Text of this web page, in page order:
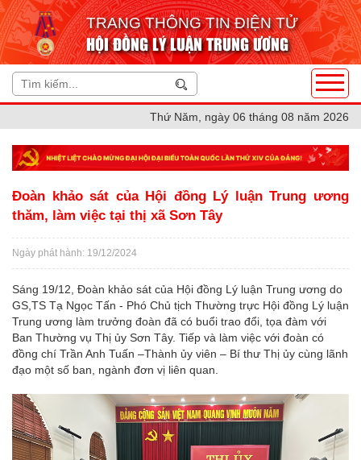
TRANG THÔNG TIN ĐIỆN TỬ
HỘI ĐỒNG LÝ LUẬN TRUNG ƯƠNG
Thứ Năm, ngày 06 tháng 08 năm 2026
Đoàn khảo sát của Hội đồng Lý luận Trung ương
thăm, làm việc tại thị xã Sơn Tây
Ngày phát hành: 19/12/2024
Sáng 19/12, Đoàn khảo sát của Hội đồng Lý luận Trung ương do
GS,TS Tạ Ngọc Tấn - Phó Chủ tịch Thường trực Hội đồng Lý luận
Trung ương làm trưởng đoàn đã có buổi trao đổi, tọa đàm với
Ban Thường vụ Thị ủy Sơn Tây. Tiếp và làm việc với đoàn có
đồng chí Trần Anh Tuấn –Thành ủy viên – Bí thư Thị ủy cùng lãnh
đạo một số ban, ngành đơn vị liên quan.